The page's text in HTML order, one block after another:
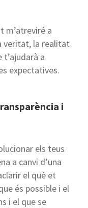
m’atreviré a
veritat, la realitat
a
expectatives.
i
els teus
a canvi d’una
el què et
és possible i el
i el que se